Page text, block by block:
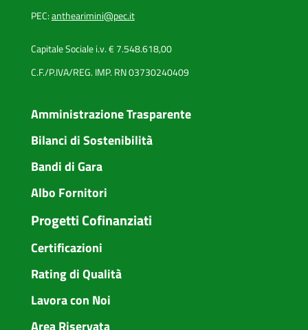
PEC:anthearimini@pec.it
Capitale Sociale i.v. € 7.548.618,00
C.F./P.IVA/REG. IMP. RN 03730240409
Amministrazione Trasparente
Bilanci di Sostenibilità
Bandi di Gara
Albo Fornitori
Progetti Cofinanziati
Certificazioni
Rating di Qualità
Lavora con Noi
Area Riservata